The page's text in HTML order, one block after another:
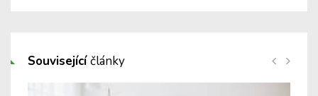
Souvisejícíčlánky